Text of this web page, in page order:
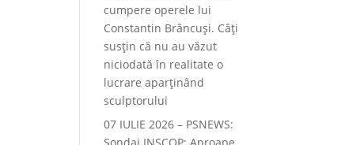
cumpere operele lui
Constantin Brâncuși. Câți
susțin că nu au văzut
niciodată în realitate o
lucrare aparținând
sculptorului
07 IULIE 2026 – PSNEWS: